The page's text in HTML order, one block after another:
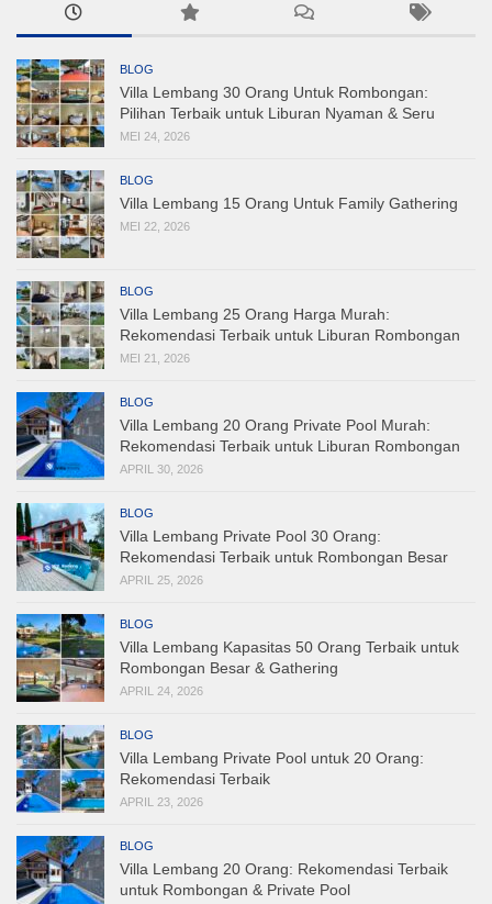
BLOG
Villa Lembang 30 Orang Untuk Rombongan:
Pilihan Terbaik untuk Liburan Nyaman & Seru
MEI 24, 2026
BLOG
Villa Lembang 15 Orang Untuk Family Gathering
MEI 22, 2026
BLOG
Villa Lembang 25 Orang Harga Murah:
Rekomendasi Terbaik untuk Liburan Rombongan
MEI 21, 2026
BLOG
Villa Lembang 20 Orang Private Pool Murah:
Rekomendasi Terbaik untuk Liburan Rombongan
APRIL 30, 2026
BLOG
Villa Lembang Private Pool 30 Orang:
Rekomendasi Terbaik untuk Rombongan Besar
APRIL 25, 2026
BLOG
Villa Lembang Kapasitas 50 Orang Terbaik untuk
Rombongan Besar & Gathering
APRIL 24, 2026
BLOG
Villa Lembang Private Pool untuk 20 Orang:
Rekomendasi Terbaik
APRIL 23, 2026
BLOG
Villa Lembang 20 Orang: Rekomendasi Terbaik
untuk Rombongan & Private Pool